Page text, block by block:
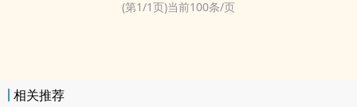
(第1/1页)当前100条/页
相关推荐